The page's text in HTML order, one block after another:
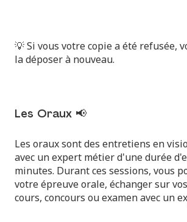
💡 Si vous votre copie a été refusée,
ladéposer à nouveau.
Les Oraux 📢
Les oraux sont des entretiens en
avec un expert métier d'une durée
minutes. Durant ces sessions, vous
votre épreuve orale, échanger sur
cours, concours ou examen avec un